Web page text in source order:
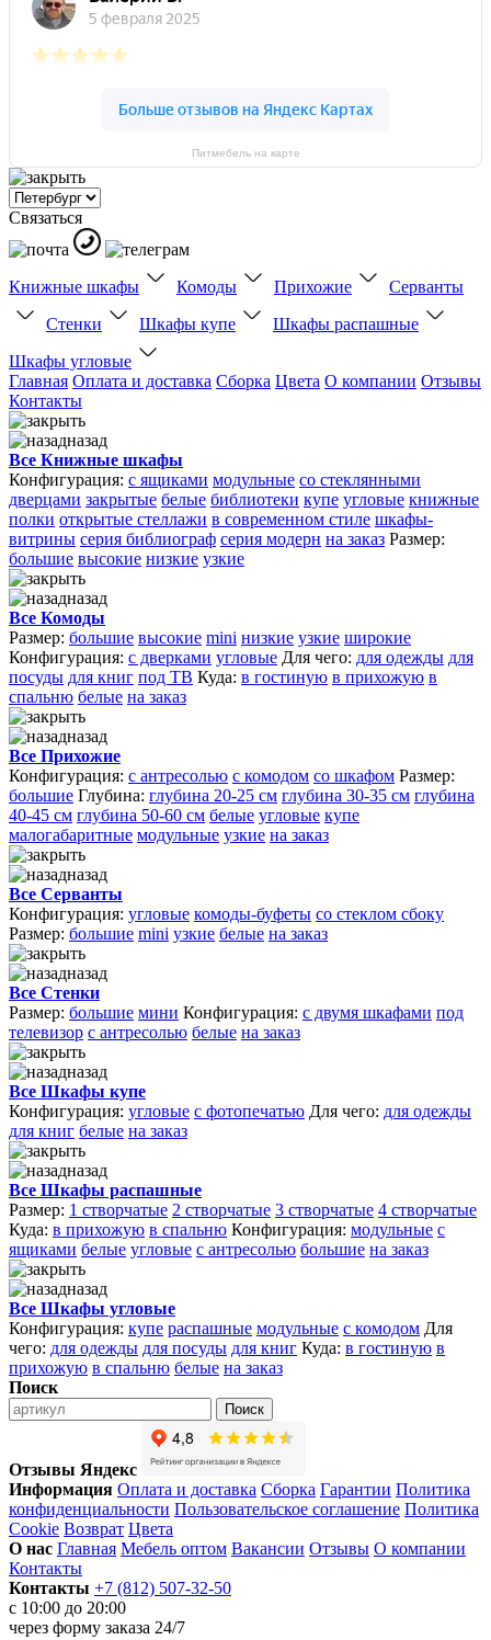
Питмебель на карте
Связаться
Книжные шкафы Комоды Прихожие
Серванты
Стенки
Шкафы купе
Шкафы распашные
Шкафы угловые
Главная Оплата и доставка Сборка Цвета О компании Отзывы
Контакты
назад
Все Книжные шкафы
Конфигурация: с ящиками модульные со стеклянными
дверцами закрытые белые библиотеки купе угловые книжные
полки открытые стеллажи в современном стиле шкафы-
витрины серия библиограф серия модерн на заказ Размер:
большие высокие низкие узкие
назад
Все Комоды
Размер: большие высокие mini низкие узкие широкие
Конфигурация: с дверками угловые Для чего: для одежды для
посуды для книг под ТВ Куда: в гостиную в прихожую в
спальню белые на заказ
назад
Все Прихожие
Конфигурация: с антресолью с комодом со шкафом Размер:
большие Глубина: глубина 20-25 см глубина 30-35 см глубина
40-45 см глубина 50-60 см белые угловые купе
малогабаритные модульные узкие на заказ
назад
Все Серванты
Конфигурация: угловые комоды-буфеты со стеклом сбоку
Размер: большие mini узкие белые на заказ
назад
Все Стенки
Размер: большие мини Конфигурация: с двумя шкафами под
телевизор с антресолью белые на заказ
назад
Все Шкафы купе
Конфигурация: угловые с фотопечатью Для чего: для одежды
для книг белые на заказ
назад
Все Шкафы распашные
Размер: 1 створчатые 2 створчатые 3 створчатые 4 створчатые
Куда: в прихожую в спальню Конфигурация: модульные с
ящиками белые угловые с антресолью большие на заказ
назад
Все Шкафы угловые
Конфигурация: купе распашные модульные с комодом Для
чего: для одежды для посуды для книг Куда: в гостиную в
прихожую в спальню белые на заказ
Поиск
Поиск
Отзывы Яндекс
Информация Оплата и доставка Сборка Гарантии Политика
конфиденциальности Пользовательское соглашение Политика
Cookie Возврат Цвета
О нас Главная Мебель оптом Вакансии Отзывы О компании
Контакты
Контакты +7 (812) 507-32-50
с 10:00 до 20:00
через форму заказа 24/7